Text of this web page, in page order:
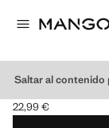
Saltar al contenido
PORTAFOTO
Precio actual [22,99
22,99 €
Selecciona un color